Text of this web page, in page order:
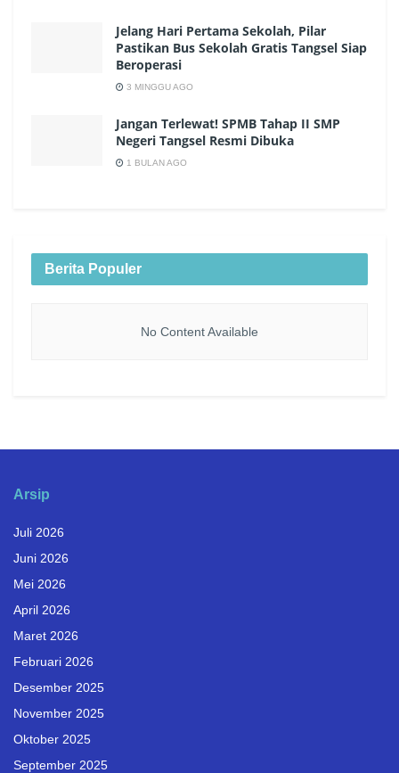
Jelang Hari Pertama Sekolah, Pilar
Pastikan Bus Sekolah Gratis Tangsel Siap
Beroperasi
3 MINGGU AGO
Jangan Terlewat! SPMB Tahap II SMP
Negeri Tangsel Resmi Dibuka
1 BULAN AGO
Berita Populer
No Content Available
Arsip
Juli 2026
Juni 2026
Mei 2026
April 2026
Maret 2026
Februari 2026
Desember 2025
November 2025
Oktober 2025
September 2025